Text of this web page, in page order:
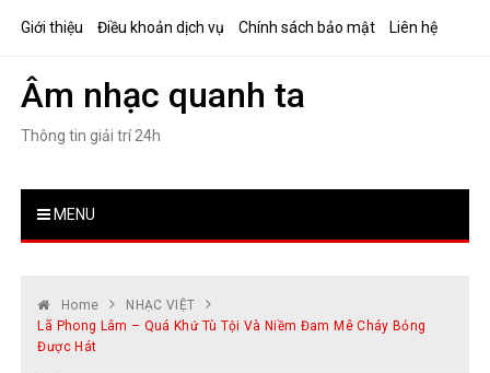
Giới thiệu Điều khoản dịch vụ Chính sách bảo mật Liên hệ
Âm nhạc quanh ta
Thông tin giải trí 24h
MENU
Home
NHẠC VIỆT
Lã Phong Lâm – Quá Khứ Tù Tội Và Niềm Đam Mê Cháy Bỏng
Được Hát